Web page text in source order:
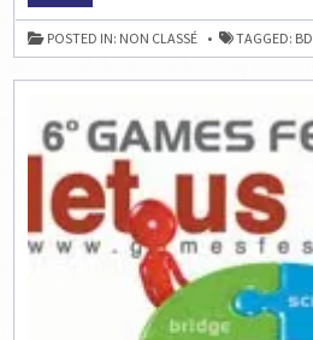
BD
:
MICKAËL
MINERBE
POSTED IN: NON CLASSÉ TAGGED: BD